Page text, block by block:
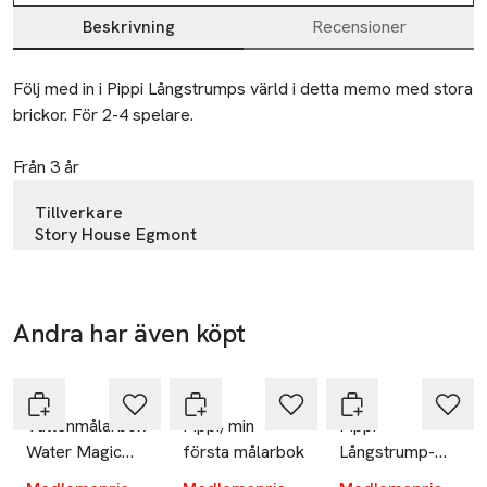
Beskrivning Recensioner
Beskrivning
Följ med in i Pippi Långstrumps värld i detta memo med stora
brickor. För 2-4 spelare.
Från 3 år
Tillverkare
Story House Egmont
Sweden
Mobilnummer
SKU: 65530884
Andra har även köpt
PIPPI
Vattenmålarbok
Water Magic
Pippi
-20%
PIPPI
Pippi, min
första målarbok
PIPPI
Pippi
Långstrump-
tröja LYCKA